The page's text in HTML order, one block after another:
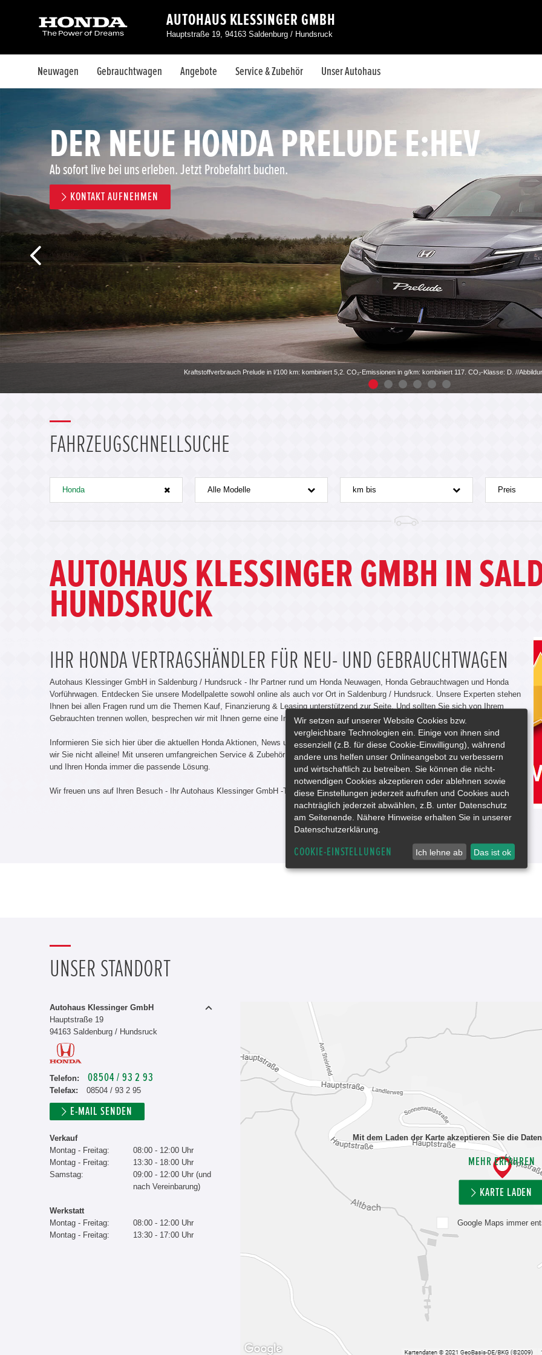
AUTOHAUS KLESSINGER GMBH
Hauptstraße 19, 94163 Saldenburg / Hundsruck
Neuwagen Gebrauchtwagen Angebote Service & Zubehör Unser Autohaus
Kraftstoffverbrauch Prelude in l/100 km: kombiniert 5,2. CO₂-Emissionen in g/km: kombiniert 117. CO₂-Klasse: D. //
DER NEUE HONDA PRELUDE E:HEV
Ab sofort live bei uns erleben. Jetzt Probefahrt buchen.
KONTAKT AUFNEHMEN
FAHRZEUGSCHNELLSUCHE
Honda Alle Modelle km bis Preis
AUTOHAUS KLESSINGER GMBH IN
HUNDSRUCK
IHR HONDA VERTRAGSHÄNDLER FÜR NEU- UND GEBRAUCHTWAGEN
Autohaus Klessinger GmbH in Saldenburg / Hundsruck - Ihr Partner rund um Honda Neuwagen, Honda Gebrauchtwagen und Honda
Vorführwagen. Entdecken Sie unsere Modellpalette sowohl online als auch vor Ort in Saldenburg / Hundsruck. Unsere Experten stehen
Ihnen bei allen Fragen rund um die Themen Kauf, Finanzierung & Leasing unterstützend zur Seite. Und sollten Sie sich von Ihrem
Gebrauchten trennen wollen, besprechen wir mit Ihnen gerne eine Inzahlungnahme.
Informieren Sie sich hier über die aktuellen Honda Aktionen, News und unsere Autohaus Angebote. Auch nach der Anschaffung lassen
wir Sie nicht alleine! Mit unseren umfangreichen Service & Zubehör Angeboten sowie unseren Werkstatt Leistungen finden wir für Sie
und Ihren Honda immer die passende Lösung.
Wir freuen uns auf Ihren Besuch - Ihr Autohaus Klessinger GmbH -Team
UNSER STANDORT
Autohaus Klessinger GmbH
Hauptstraße 19
94163 Saldenburg / Hundsruck
Telefon: 08504 / 93 2 93
Telefax: 08504 / 93 2 95
E-MAIL SENDEN
Verkauf
Montag - Freitag:
08:00 - 12:00 Uhr
Montag - Freitag:
13:30 - 18:00 Uhr
Samstag:
09:00 - 12:00 Uhr (und
nach Vereinbarung)
Werkstatt
Montag - Freitag:
08:00 - 12:00 Uhr
Montag - Freitag:
13:30 - 17:00 Uhr
Mit dem Laden der Karte akzeptieren Sie die
MEHR ERFAHREN
KARTE LADEN
Google Maps immer
Wir setzen auf unserer Website Cookies bzw.
vergleichbare Technologien ein. Einige von ihnen sind
essenziell (z.B. für diese Cookie-Einwilligung), während
andere uns helfen unser Onlineangebot zu verbessern
und wirtschaftlich zu betreiben. Sie können die nicht-
notwendigen Cookies akzeptieren oder ablehnen sowie
diese Einstellungen jederzeit aufrufen und Cookies auch
nachträglich jederzeit abwählen, z.B. unter Datenschutz
am Seitenende. Nähere Hinweise erhalten Sie in unserer
Datenschutzerklärung.
COOKIE-EINSTELLUNGEN Ich lehne ab Das ist ok